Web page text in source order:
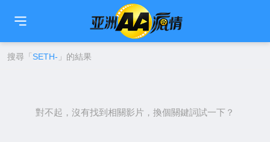
🇹🇼 简中 🇺🇸EN 🇯🇵日本語
搜尋「 SETH- 」的結果
對不起，沒有找到相關影片，換個關鍵詞試一下？